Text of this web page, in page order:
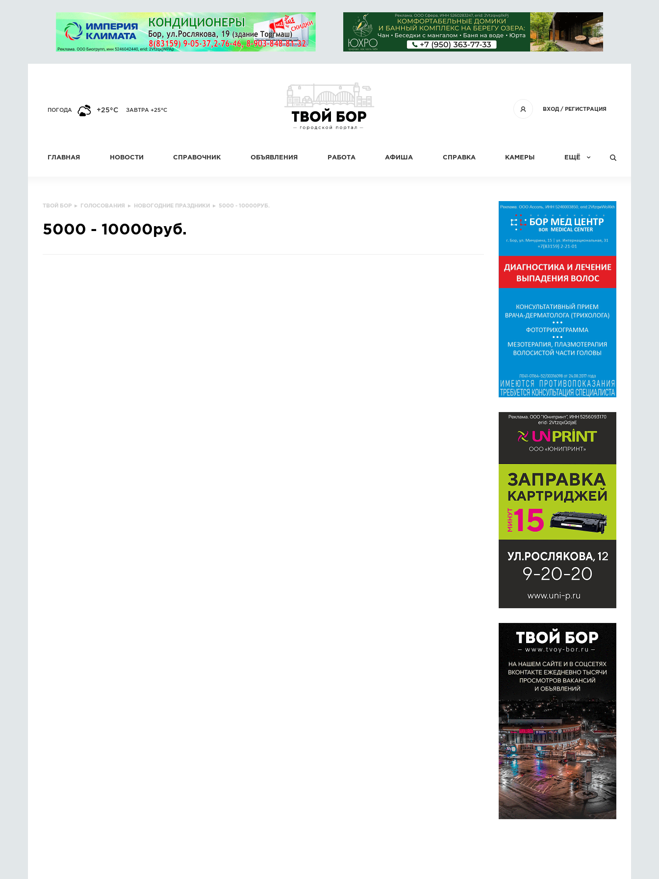
ВХОД/ РЕГИСТРАЦИЯ
ПОГОДА +25°C ЗАВТРА +25°C
ГЛАВНАЯ НОВОСТИ СПРАВОЧНИК ОБЪЯВЛЕНИЯ РАБОТА АФИША СПРАВКА КАМЕРЫ ЕЩЁ
СТАТЬИ
ПРЕДЛОЖИТЬ НОВОСТЬ
ФОТО
ТВОЙ БОР ▸ ГОЛОСОВАНИЯ ▸ НОВОГОДНИЕ ПРАЗДНИКИ ▸ 5000 - 10000РУБ.
5000 - 10000руб.